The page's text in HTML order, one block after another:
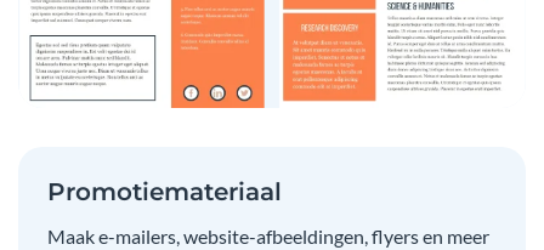
Promotiemateriaal
Maak e-mailers, website-afbeeldingen, flyers en meer